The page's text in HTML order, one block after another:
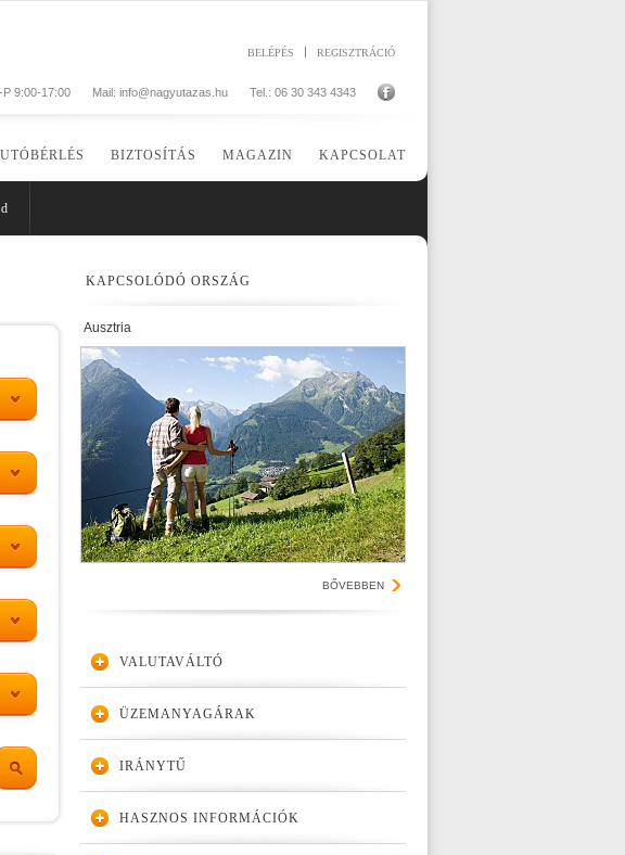
REGISZTRÁCIÓ
BELÉPÉS
Tel.: 06 30 343 4343
Mail: info@nagyutazas.hu
P 9:00-17:00
BIZTOSÍTÁS MAGAZIN KAPCSOLAT
KAPCSOLÓDÓ ORSZÁG
Ausztria
BŐVEBBEN
VALUTAVÁLTÓ
ÜZEMANYAGÁRAK
IRÁNYTŰ
HASZNOS INFORMÁCIÓK